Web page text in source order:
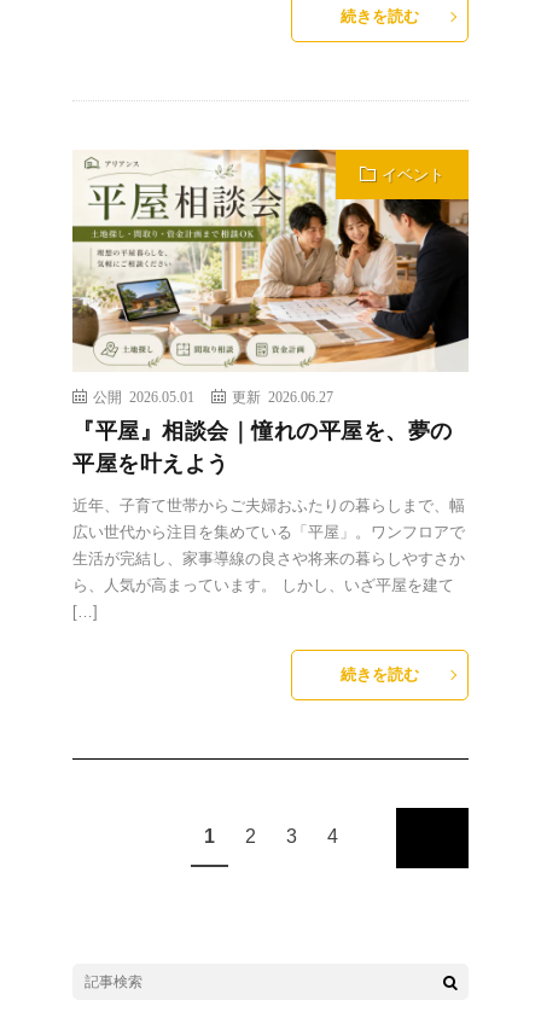
続きを読む
イベント
公開 2026.05.01 更新 2026.06.27
『平屋』相談会｜憧れの平屋を、夢の
平屋を叶えよう
近年、子育て世帯からご夫婦おふたりの暮らしまで、幅
広い世代から注目を集めている「平屋」。ワンフロアで
生活が完結し、家事導線の良さや将来の暮らしやすさか
ら、人気が高まっています。 しかし、いざ平屋を建て
[…]
続きを読む
1 2 3 4